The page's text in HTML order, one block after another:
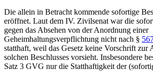
Die allein in Betracht kommende sofortige
eröffnet. Laut dem IV. Zivilsenat war die
gegen das Absehen von der Anordnung einer
Geheimhaltungsverpflichtung nicht nach §
statthaft, weil das Gesetz keine Vorschrift zur
solchen Beschlusses vorsieht. Insbesondere
Satz 3 GVG nur die Statthaftigkeit der